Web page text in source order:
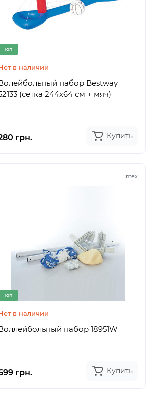
Топ
в наличии
набор Bestway
(сетка 244х64 см + мяч)
грн. Купить
Intex
Топ
в наличии
набор 18951W
грн. Купить